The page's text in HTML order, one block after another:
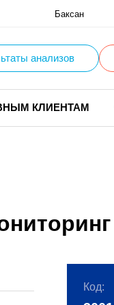
Баксан
анализов
КЛИЕНТАМ
Код: